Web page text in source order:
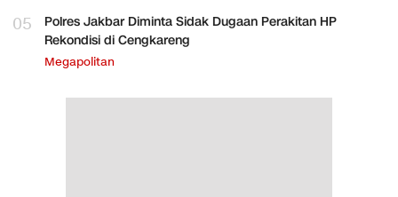
05
Polres Jakbar Diminta Sidak Dugaan Perakitan HP
Rekondisi di Cengkareng
Megapolitan